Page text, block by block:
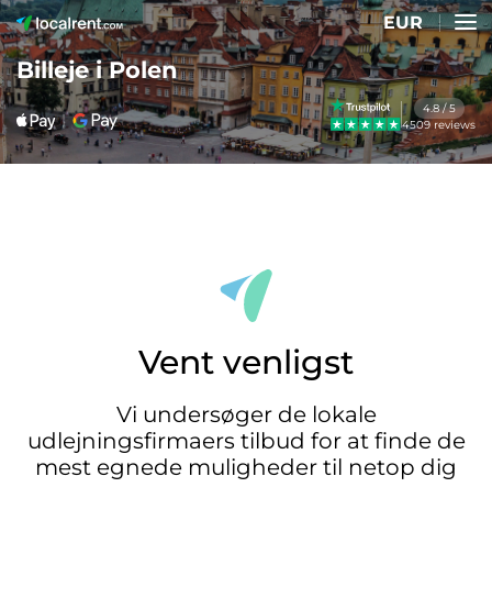
EUR
Billeje i Polen
4.8 / 5
4509 reviews
Vent venligst
Vi undersøger de lokale
udlejningsfirmaers tilbud for at finde de
mest egnede muligheder til netop dig